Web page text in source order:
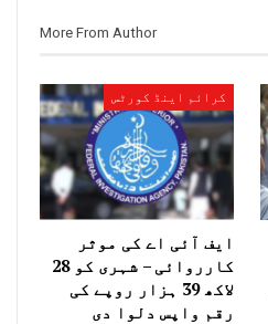
More From Author
کرائم اینڈ کورٹس
ایف آئی اے کی موثر
کارروائی – شہری کو 28
لاکھ 39 ہزار روپے کی
رقم واپس دلوا دی